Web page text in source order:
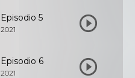
Episodio 5
2021
Episodio 6
2021